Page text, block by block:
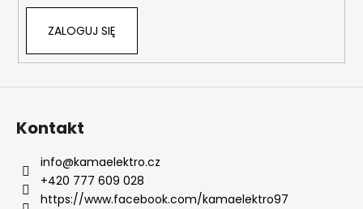
ZALOGUJ SIĘ
Kontakt
info@kamaelektro.cz
+420 777 609 028
https://www.facebook.com/kamaelektro97